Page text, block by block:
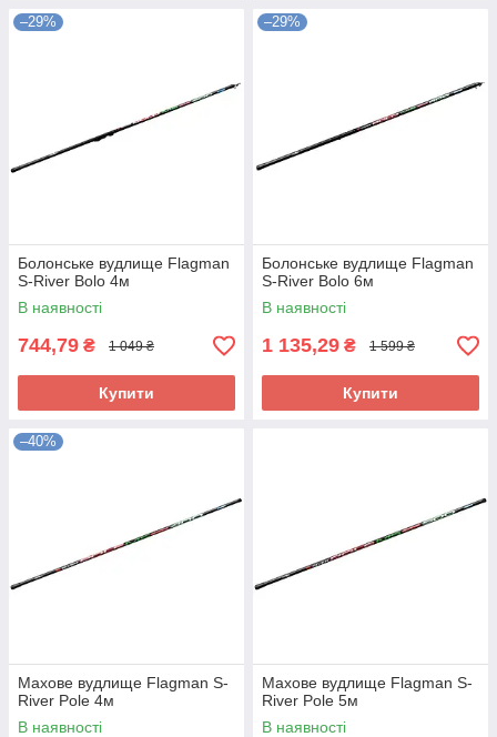
–29%
Болонське вудлище Flagman
S-River Bolo 4м
В наявності
744,79 ₴ 1 049 ₴
Купити
–29%
Болонське вудлище Flagman
S-River Bolo 6м
В наявності
1 135,29 ₴ 1 599 ₴
Купити
–40%
Махове вудлище Flagman S-
River Pole 4м
В наявності
Махове вудлище Flagman S-
River Pole 5м
В наявності